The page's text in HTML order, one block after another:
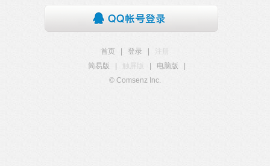
首页 登录
注册
简易版
触屏版 电脑版
© Comsenz Inc.